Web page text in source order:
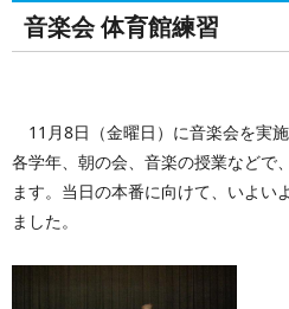
音楽会 体育館練習
11月8日（金曜日）に音楽会を実
各学年、朝の会、音楽の授業などで
ます。当日の本番に向けて、いよい
ました。